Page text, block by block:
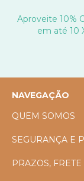
Aproveite 10%
em até 10
NAVEGAÇÃO
QUEM SOMOS
SEGURANÇA E
PRAZOS,